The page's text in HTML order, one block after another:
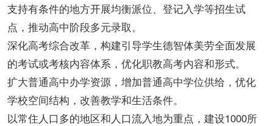
支持有条件的地方开展均衡派位、登记入学等招生试
点，推动高中阶段多元录取。
深化高考综合改革，构建引导学生德智体美劳全面发展
的考试或考核内容体系，优化职教高考内容和形式。
扩大普通高中办学资源，增加普通高中学位供给，优化
学校空间结构，改善教学和生活条件。
以常住人口多的地区和人口流入地为重点，建设1000所